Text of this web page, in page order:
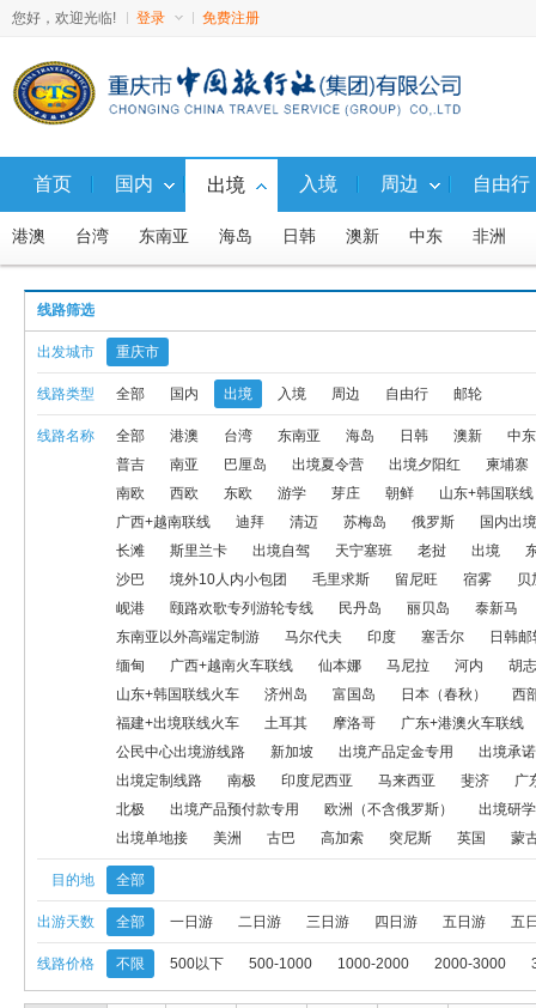
您好，欢迎光临! 登录 免费注册
首页 国内 出境
港澳 台湾 东南亚 海岛 日韩 澳新 中东 非洲
出境夕阳红 柬埔寨 出境自由行 日本 韩国 北欧 南
东北+俄罗斯联线 东北+朝鲜联线 广西+越南联线 迪拜 清
斯里兰卡 出境自驾 天宁塞班 老挝 出境 东南亚海岛自
宿雾 贝加尔湖及联线产品 新疆+俄罗斯联线 岘港
广西+越南火车联线 仙本娜 马尼拉 河内 胡志明 海岛
西部航日本 菲律宾 福建+出境联线飞机 福
转团专用出境线路 公民中心出境游线路 新加坡 出境产品定
中美洲 版纳+老挝连线 塞班 出境单地接
入境 周边 自由行
线路筛选
出发城市 重庆市
线路类型 全部 国内 出境 入境 周边 自由行 邮轮
线路名称 全部 港澳 台湾 东南亚 海岛 日韩 澳新
中东
普吉
南亚 巴厘岛 出境夏令营 出境夕阳红
柬埔寨
南欧
西欧 东欧 游学 芽庄 朝鲜
山东+韩国联线
广西+越南联线
迪拜 清迈 苏梅岛 俄罗斯
国内出
长滩
斯里兰卡 出境自驾 天宁塞班 老挝 出境
沙巴
境外10人内小包团 毛里求斯 留尼旺 宿雾
贝
岘港
颐路欢歌专列游轮专线 民丹岛 丽贝岛
泰新马
东南亚以外高端定制游
马尔代夫 印度 塞舌尔
日韩邮
缅甸
广西+越南火车联线 仙本娜 马尼拉 河内
胡
山东+韩国联线火车
济州岛 富国岛 日本（春秋）
西
福建+出境联线火车
土耳其 摩洛哥
广东+港澳火车联线
公民中心出境游线路
新加坡 出境产品定金专用
出境承
出境定制线路
南极 印度尼西亚 马来西亚 斐济
广
北极
出境产品预付款专用 欧洲（不含俄罗斯）
出境研
出境单地接
美洲 古巴 高加索 突尼斯 英国 蒙
目的地 全部
出游天数 全部 一日游 二日游 三日游 四日游 五日游 五
线路价格 不限 500以下 500-1000 1000-2000 2000-3000